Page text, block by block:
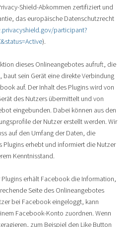
Shield-Abkommen zertifiziert und
das europäische Datenschutzrecht
participant?
).
dieses Onlineangebotes aufruft, die
baut sein Gerät eine direkte Verbindung
auf. Der Inhalt des Plugins wird von
des Nutzers übermittelt und von
eingebunden. Dabei können aus den
der Nutzer erstellt werden. Wir
auf den Umfang der Daten, die
Plugins erhebt und informiert die Nutzer
Kenntnisstand.
erhält Facebook die Information,
Seite des Onlineangebotes
bei Facebook eingeloggt, kann
Facebook-Konto zuordnen. Wenn
zum Beispiel den Like Button